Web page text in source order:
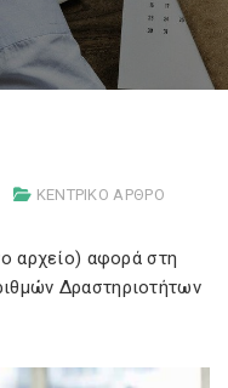
ΚΕΝΤΡΙΚΟ ΑΡΘΡΟ
αρχείο) αφορά στη
Δραστηριοτήτων